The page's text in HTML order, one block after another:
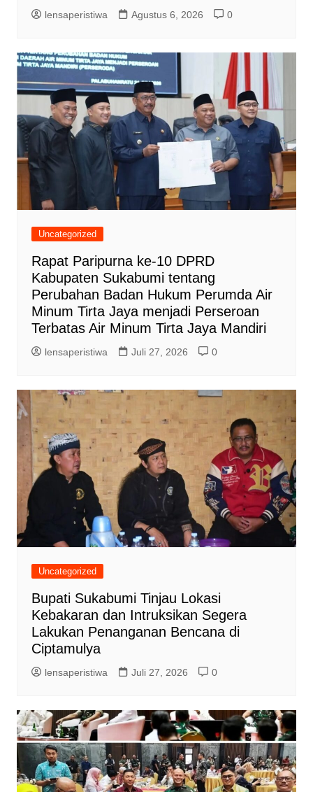
lensaperistiwa Agustus 6, 2026 0
Uncategorized
Rapat Paripurna ke-10 DPRD
Kabupaten Sukabumi tentang
Perubahan Badan Hukum Perumda Air
Minum Tirta Jaya menjadi Perseroan
Terbatas Air Minum Tirta Jaya Mandiri
lensaperistiwa Juli 27, 2026 0
Uncategorized
Bupati Sukabumi Tinjau Lokasi
Kebakaran dan Intruksikan Segera
Lakukan Penanganan Bencana di
Ciptamulya
lensaperistiwa Juli 27, 2026 0